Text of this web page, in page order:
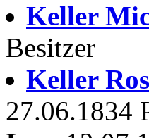
Keller
Besitzer
Keller
27.06.1834